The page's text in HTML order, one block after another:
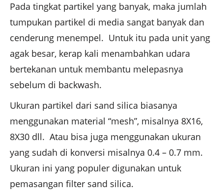
Pada tingkat partikel yang banyak, maka jumlah
tumpukan partikel di media sangat banyak dan
cenderung menempel. Untuk itu pada unit yang
agak besar, kerap kali menambahkan udara
bertekanan untuk membantu melepasnya
sebelum di backwash.
Ukuran partikel dari sand silica biasanya
menggunakan material “mesh”, misalnya 8X16,
8X30 dll. Atau bisa juga menggunakan ukuran
yang sudah di konversi misalnya 0.4 – 0.7 mm.
Ukuran ini yang populer digunakan untuk
pemasangan filter sand silica.